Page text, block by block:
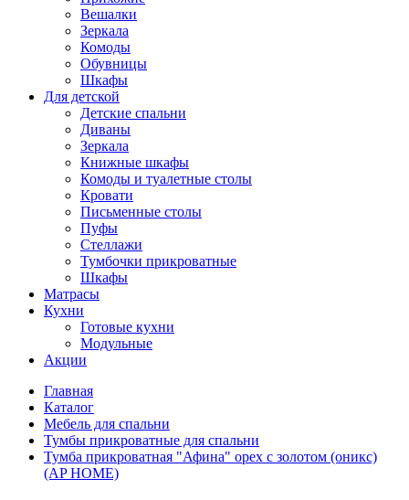
Вешалки
Зеркала
Комоды
Обувницы
Шкафы
Для детской
Детские спальни
Диваны
Зеркала
Книжные шкафы
Комоды и туалетные столы
Кровати
Письменные столы
Пуфы
Стеллажи
Тумбочки прикроватные
Шкафы
Матрасы
Кухни
Готовые кухни
Модульные
Акции
Главная
Каталог
Мебель для спальни
Тумбы прикроватные для спальни
Тумба прикроватная "Афина" орех с золотом (оникс)
(AP HOME)